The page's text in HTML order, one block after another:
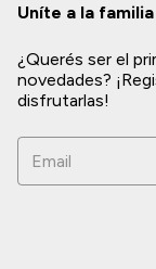
Uníte a la
¿Querés ser el
novedades?
disfrutarlas!